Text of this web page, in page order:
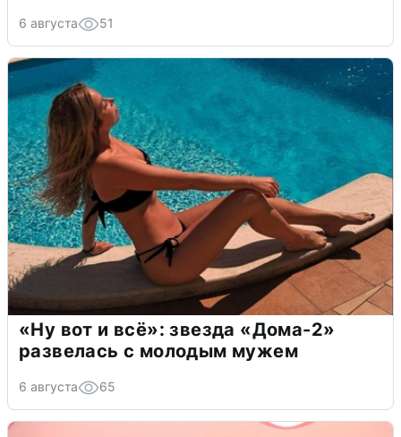
6 августа 51
«Ну вот и всё»: звезда «Дома-2»
развелась с молодым мужем
6 августа 65